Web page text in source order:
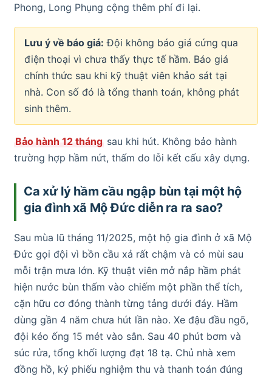
Phong, Long Phụng cộng thêm phí đi lại.
Lưu ý về báo giá: Đội không báo giá cứng qua
điện thoại vì chưa thấy thực tế hầm. Báo giá
chính thức sau khi kỹ thuật viên khảo sát tại
nhà. Con số đó là tổng thanh toán, không phát
sinh thêm.
Bảo hành 12 tháng sau khi hút. Không bảo hành
trường hợp hầm nứt, thấm do lỗi kết cấu xây dựng.
Ca xử lý hầm cầu ngập bùn tại một hộ
gia đình xã Mộ Đức diễn ra ra sao?
Sau mùa lũ tháng 11/2025, một hộ gia đình ở xã Mộ
Đức gọi đội vì bồn cầu xả rất chậm và có mùi sau
mỗi trận mưa lớn. Kỹ thuật viên mở nắp hầm phát
hiện nước bùn thấm vào chiếm một phần thể tích,
cặn hữu cơ đóng thành từng tảng dưới đáy. Hầm
dùng gần 4 năm chưa hút lần nào. Xe đậu đầu ngõ,
đội kéo ống 15 mét vào sân. Sau 40 phút bơm và
súc rửa, tổng khối lượng đạt 18 tạ. Chủ nhà xem
đồng hồ, ký phiếu nghiệm thu và thanh toán đúng